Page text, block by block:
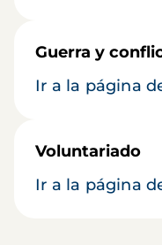
Guerra y
Ir a la página
Voluntariado
Ir a la página